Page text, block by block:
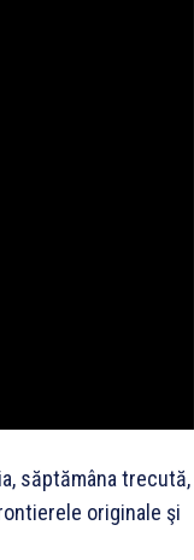
săptămâna trecută,
originale şi